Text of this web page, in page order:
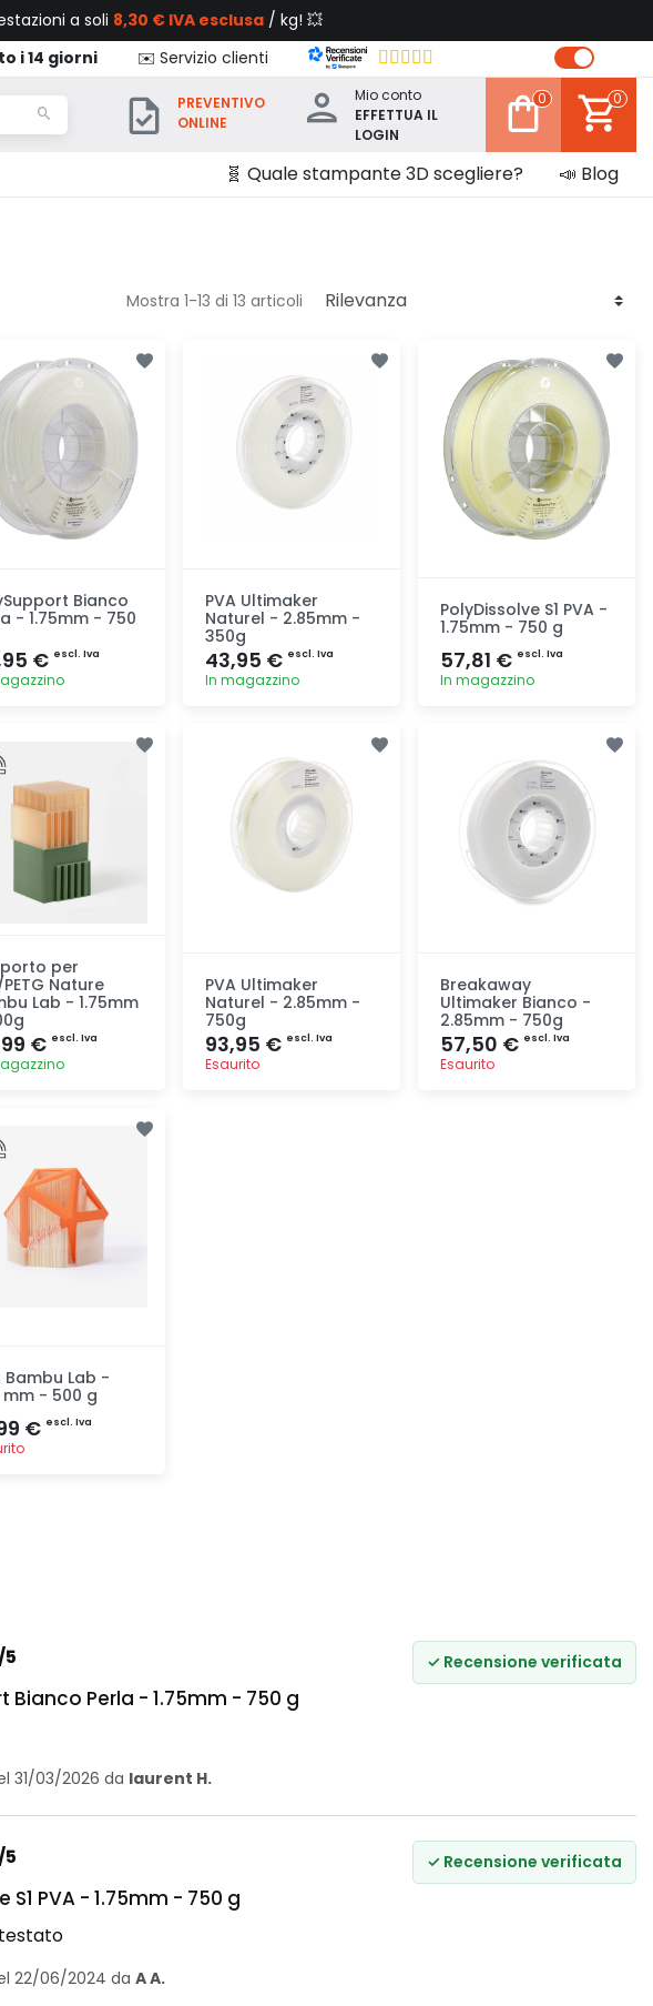
a soli 8,30 € IVA esclusa / kg! 💥
i 14 giorni ✉️ Servizio clienti
PREVENTIVO
ONLINE
Mio conto
EFFETTUA IL
LOGIN
0 0
🧬 Quale stampante 3D scegliere? 📣 Blog
Mostra 1-13 di 13 articoli
Bianco
- 1.75mm - 750
€ escl. Iva
PVA Ultimaker
Naturel - 2.85mm -
350g
43,95 € escl. Iva
In magazzino
PolyDissolve S1 PVA -
1.75mm - 750 g
57,81 € escl. Iva
In magazzino
per
PETG Nature
Lab - 1.75mm
€ escl. Iva
PVA Ultimaker
Naturel - 2.85mm -
750g
93,95 € escl. Iva
Esaurito
Breakaway
Ultimaker Bianco -
2.85mm - 750g
57,50 € escl. Iva
Esaurito
Bambu Lab -
mm - 500 g
€ escl. Iva
Bianco Perla - 1.75mm - 750 g
✓ Recensione verificata
31/03/2026 da laurent H.
S1 PVA - 1.75mm - 750 g
✓ Recensione verificata
22/06/2024 da A A.